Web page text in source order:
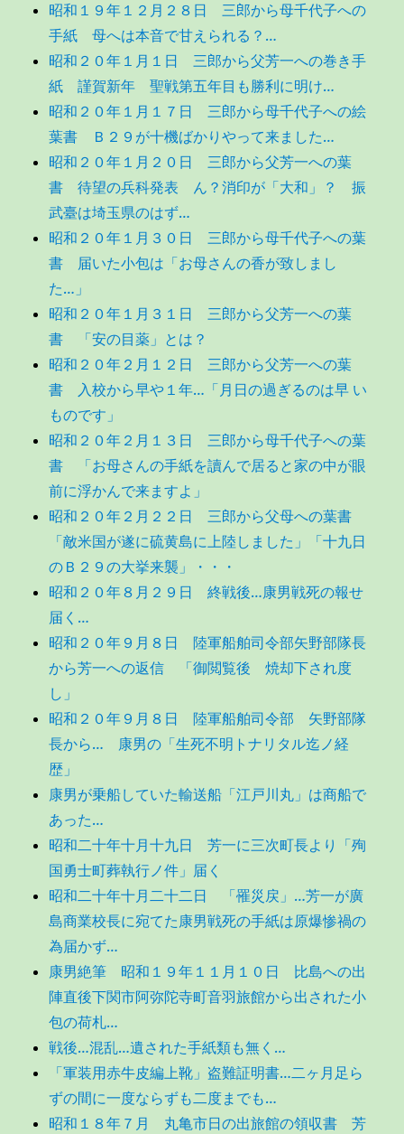
昭和１９年１２月２８日 三郎から母千代子への
手紙 母へは本音で甘えられる？…
昭和２０年１月１日 三郎から父芳一への巻き手
紙 謹賀新年 聖戦第五年目も勝利に明け…
昭和２０年１月１７日 三郎から母千代子への絵
葉書 Ｂ２９が十機ばかりやって来ました…
昭和２０年１月２０日 三郎から父芳一への葉
書 待望の兵科発表 ん？消印が「大和」？ 振
武臺は埼玉県のはず…
昭和２０年１月３０日 三郎から母千代子への葉
書 届いた小包は「お母さんの香が致しまし
た…」
昭和２０年１月３１日 三郎から父芳一への葉
書 「安の目薬」とは？
昭和２０年２月１２日 三郎から父芳一への葉
書 入校から早や１年…「月日の過ぎるのは早 い
ものです」
昭和２０年２月１３日 三郎から母千代子への葉
書 「お母さんの手紙を讀んで居ると家の中が眼
前に浮かんで来ますよ」
昭和２０年２月２２日 三郎から父母への葉書
「敵米国が遂に硫黄島に上陸しました」「十九日
のＢ２９の大挙来襲」・・・
昭和２０年８月２９日 終戦後…康男戦死の報せ
届く…
昭和２０年９月８日 陸軍船舶司令部矢野部隊長
から芳一への返信 「御閲覧後 焼却下され度
し」
昭和２０年９月８日 陸軍船舶司令部 矢野部隊
長から… 康男の「生死不明トナリタル迄ノ経
歴」
康男が乗船していた輸送船「江戸川丸」は商船で
あった…
昭和二十年十月十九日 芳一に三次町長より「殉
国勇士町葬執行ノ件」届く
昭和二十年十月二十二日 「罹災戻」…芳一が廣
島商業校長に宛てた康男戦死の手紙は原爆惨禍の
為届かず…
康男絶筆 昭和１９年１１月１０日 比島への出
陣直後下関市阿弥陀寺町音羽旅館から出された小
包の荷札…
戦後…混乱…遺された手紙類も無く…
「軍装用赤牛皮編上靴」盗難証明書…二ヶ月足ら
ずの間に一度ならずも二度までも…
昭和１８年７月 丸亀市日の出旅館の領収書 芳